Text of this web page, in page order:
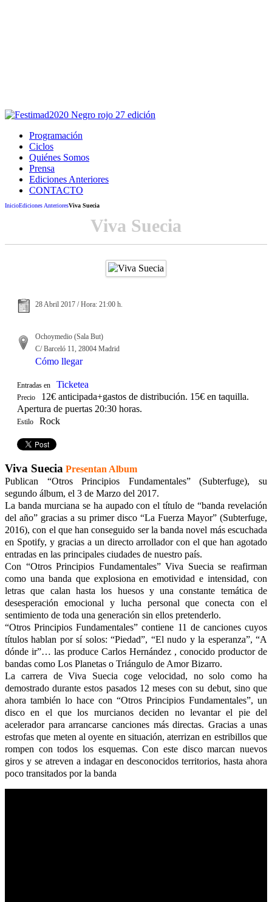
Programación
Ciclos
Quiénes Somos
Prensa
Ediciones Anteriores
CONTACTO
InicioEdiciones AnterioresViva Suecia
Viva Suecia
28 Abril 2017 / Hora: 21:00 h.
Ochoymedio (Sala But)
C/ Barceló 11, 28004 Madrid
Cómo llegar
Entradas en Ticketea
Precio
12€ anticipada+gastos de distribución. 15€ en taquilla.
Apertura de puertas 20:30 horas.
Estilo Rock
Viva Suecia Presentan Album
Publican “Otros Principios Fundamentales” (Subterfuge), su
segundo álbum, el 3 de Marzo del 2017.
La banda murciana se ha aupado con el título de “banda revelación
del año” gracias a su primer disco “La Fuerza Mayor” (Subterfuge,
2016), con el que han conseguido ser la banda novel más escuchada
en Spotify, y gracias a un directo arrollador con el que han agotado
entradas en las principales ciudades de nuestro país.
Con “Otros Principios Fundamentales” Viva Suecia se reafirman
como una banda que explosiona en emotividad e intensidad, con
letras que calan hasta los huesos y una constante temática de
desesperación emocional y lucha personal que conecta con el
sentimiento de toda una generación sin ellos pretenderlo.
“Otros Principios Fundamentales” contiene 11 de canciones cuyos
títulos hablan por sí solos: “Piedad”, “El nudo y la esperanza”, “A
dónde ir”… las produce Carlos Hernández , conocido productor de
bandas como Los Planetas o Triángulo de Amor Bizarro.
La carrera de Viva Suecia coge velocidad, no solo como ha
demostrado durante estos pasados 12 meses con su debut, sino que
ahora también lo hace con “Otros Principios Fundamentales”, un
disco en el que los murcianos deciden no levantar el pie del
acelerador para arrancarse canciones más directas. Gracias a unas
estrofas que meten al oyente en situación, aterrizan en estribillos que
rompen con todos los esquemas. Con este disco marcan nuevos
giros y se atreven a indagar en desconocidos territorios, hasta ahora
poco transitados por la banda